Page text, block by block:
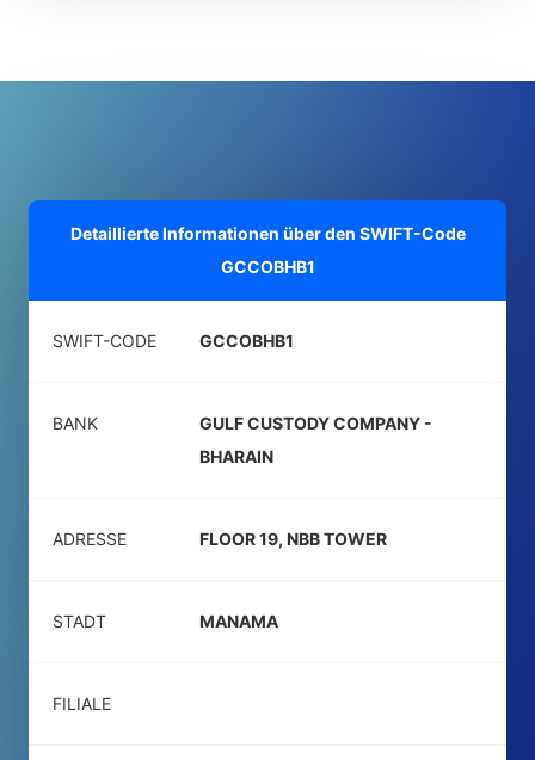
Detaillierte Informationen über den SWIFT-Code
GCCOBHB1
SWIFT-CODE GCCOBHB1
BANK
GULF CUSTODY COMPANY -
BHARAIN
ADRESSE FLOOR 19, NBB TOWER
STADT MANAMA
FILIALE